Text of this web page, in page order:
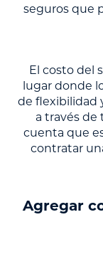
seguros que
El costo del
lugar donde
de flexibilidad
a través de
cuenta que
contratar
Agregar